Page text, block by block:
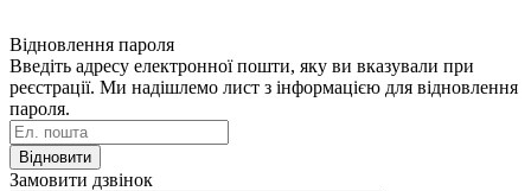
Відновлення пароля
Введіть адресу електронної пошти, яку ви вказували при
реєстрації. Ми надішлемо лист з інформацією для відновлення
пароля.
Відновити
Замовити дзвінок